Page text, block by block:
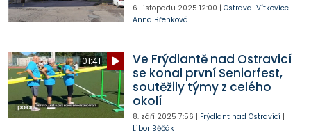
6. listopadu 2025 12:00 | Ostrava-Vítkovice|
Anna Břenková
01:41
Ve Frýdlantě nad Ostravicí
se konal první Seniorfest,
soutěžily týmy z celého
okolí
8. září 2025 7:56 | Frýdlant nad Ostravicí|
Libor Běčák